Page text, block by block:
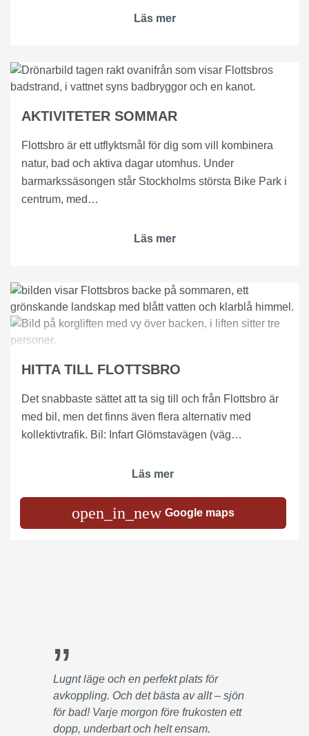
Läs mer
AKTIVITETER SOMMAR
Flottsbro är ett utflyktsmål för dig som vill kombinera
natur, bad och aktiva dagar utomhus. Under
barmarkssäsongen står Stockholms största Bike Park i
centrum, med…
Läs mer
HITTA TILL FLOTTSBRO
Det snabbaste sättet att ta sig till och från Flottsbro är
med bil, men det finns även flera alternativ med
kollektivtrafik. Bil: Infart Glömstavägen (väg…
Läs mer
open_in_new Google maps
”
Lugnt läge och en perfekt plats för
avkoppling. Och det bästa av allt – sjön
för bad! Varje morgon före frukosten ett
dopp, underbart och helt ensam.